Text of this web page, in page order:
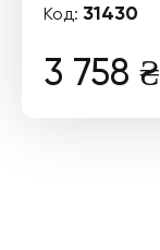
Код: 31430
3 758 ₴